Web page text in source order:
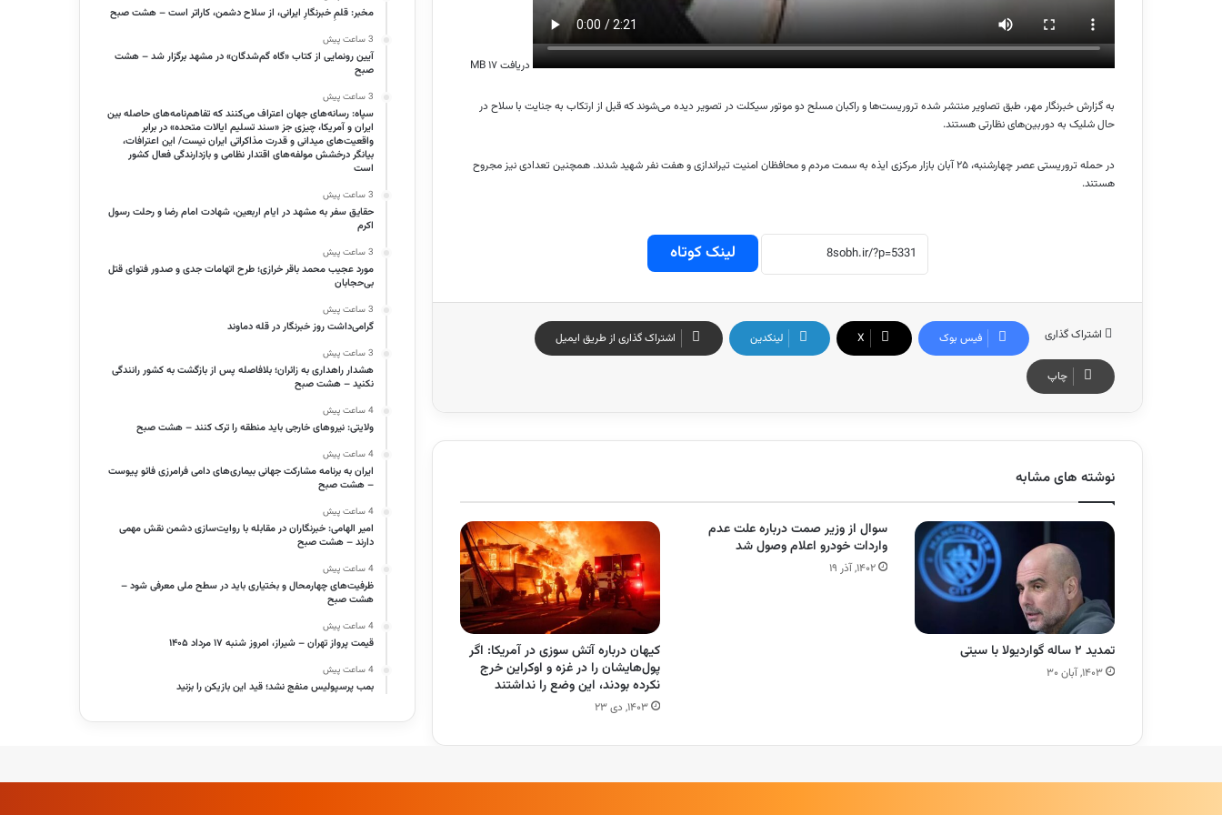
دریافت ۱۷ MB
به گزارش خبرنگار مهر، طبق تصاویر منتشر شده تروریست‌ها و راکبان مسلح دو موتور سیکلت در تصویر دیده می‌شوند که قبل از ارتکاب به جنایت با سلاح در
حال شلیک به دوربین‌های نظارتی هستند.
در حمله تروریستی عصر چهارشنبه، ۲۵ آبان بازار مرکزی ایذه به سمت مردم و محافظان امنیت تیراندازی و هفت نفر شهید شدند. همچنین تعدادی نیز مجروح
هستند.
لینک کوتاه
اشتراک گذاری فیس بوک X لینکدین اشتراک گذاری از طریق ایمیل
چاپ
نوشته های مشابه
تمدید ۲ ساله گواردیولا با سیتی
۱۴۰۳, آبان ۳۰
سوال از وزیر صمت درباره علت عدم
واردات خودرو اعلام وصول شد
۱۴۰۲, آذر ۱۹
کیهان درباره آتش سوزی در آمریکا: اگر
پول‌هایشان را در غزه و اوکراین خرج
نکرده بودند، این وضع را نداشتند
۱۴۰۳, دی ۲۳
مخبر: قلمِ خبرنگارِ ایرانی، از سلاح دشمن، کاراتر است – هشت صبح
3 ساعت پیش
آیین رونمایی از کتاب «گاه گم‌شدگان» در مشهد برگزار شد – هشت
صبح
3 ساعت پیش
سپاه: رسانه‌های جهان اعتراف می‌کنند که تفاهم‌نامه‌های حاصله بین
ایران و آمریکا، چیزی جز «سند تسلیم ایالات متحده» در برابر
واقعیت‌های میدانی و قدرت مذاکراتی ایران نیست/ این اعترافات،
بیانگر درخشش مولفه‌های اقتدار نظامی و بازدارندگی فعال کشور
است
3 ساعت پیش
حقایق سفر به مشهد در ایام اربعین، شهادت امام رضا و رحلت رسول
اکرم
3 ساعت پیش
مورد عجیب محمد باقر خرازی؛ طرح اتهامات جدی و صدور فتوای قتل
بی‌حجابان
3 ساعت پیش
گرامی‌داشت روز خبرنگار در قله دماوند
3 ساعت پیش
هشدار راهداری به زائران؛ بلافاصله پس از بازگشت به کشور رانندگی
نکنید – هشت صبح
4 ساعت پیش
ولایتی: نیروهای خارجی باید منطقه را ترک کنند – هشت صبح
4 ساعت پیش
ایران به برنامه مشارکت جهانی بیماری‌های دامی فرامرزی فائو پیوست
– هشت صبح
4 ساعت پیش
امیر الهامی: خبرنگاران در مقابله با روایت‌سازی دشمن نقش مهمی
دارند – هشت صبح
4 ساعت پیش
ظرفیت‌های چهارمحال و بختیاری باید در سطح ملی معرفی شود –
هشت صبح
4 ساعت پیش
قیمت پرواز تهران – شیراز، امروز شنبه ۱۷ مرداد ۱۴۰۵
4 ساعت پیش
بمب پرسپولیس منفج نشد؛ قید این بازیکن را بزنید